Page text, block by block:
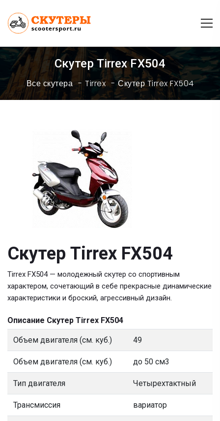
Скутер Tirrex FX504
Все скутера Tirrex Скутер Tirrex FX504
Скутер Tirrex FX504
Tirrex FX504 — молодежный скутер со спортивным
характером, сочетающий в себе прекрасные динамические
характеристики и броский, агрессивный дизайн.
Описание Скутер Tirrex FX504
Объем двигателя (см. куб.) 49
Объем двигателя (см. куб.) до 50 см3
Тип двигателя Четырехтактный
Трансмиссия вариатор